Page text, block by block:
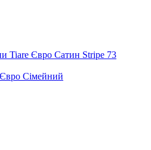
Tiare Євро Сатин Stripe 73
Євро Сімейний